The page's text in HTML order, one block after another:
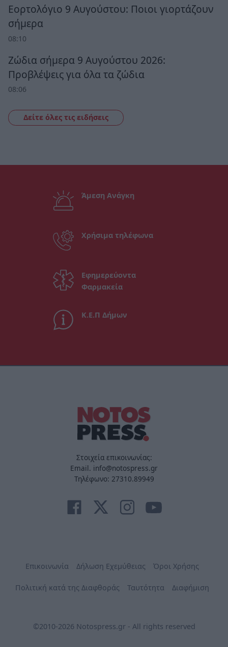
Εορτολόγιο 9 Αυγούστου: Ποιοι γιορτάζουν
σήμερα
08:10
Ζώδια σήμερα 9 Αυγούστου 2026:
Προβλέψεις για όλα τα ζώδια
08:06
Δείτε όλες τις ειδήσεις
Άμεση Ανάγκη
Χρήσιμα τηλέφωνα
Εφημερεύοντα
Φαρμακεία
Κ.Ε.Π Δήμων
Στοιχεία επικοινωνίας:
Email. info@notospress.gr
Τηλέφωνο: 27310.89949
Επικοινωνία Δήλωση Εχεμύθειας Όροι Χρήσης
Πολιτική κατά της Διαφθοράς Ταυτότητα Διαφήμιση
©2010-2026 Notospress.gr - All rights reserved